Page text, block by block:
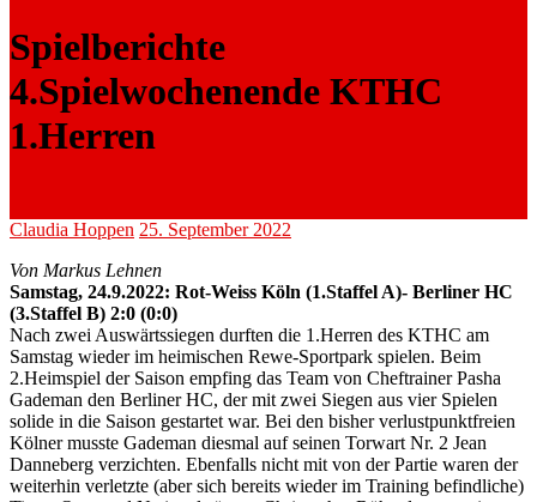
Spielberichte
4.Spielwochenende KTHC
1.Herren
Claudia Hoppen 25. September 2022
Von Markus Lehnen
Samstag, 24.9.2022: Rot-Weiss Köln (1.Staffel A)- Berliner HC
(3.Staffel B) 2:0 (0:0)
Nach zwei Auswärtssiegen durften die 1.Herren des KTHC am
Samstag wieder im heimischen Rewe-Sportpark spielen. Beim
2.Heimspiel der Saison empfing das Team von Cheftrainer Pasha
Gademan den Berliner HC, der mit zwei Siegen aus vier Spielen
solide in die Saison gestartet war. Bei den bisher verlustpunktfreien
Kölner musste Gademan diesmal auf seinen Torwart Nr. 2 Jean
Danneberg verzichten. Ebenfalls nicht mit von der Partie waren der
weiterhin verletzte (aber sich bereits wieder im Training befindliche)